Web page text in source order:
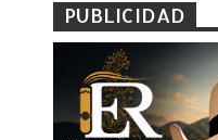
PUBLICIDAD